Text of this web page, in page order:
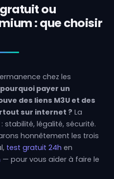
ou
: que choisir
chez les
pourquoi payer un
des liens M3U et des
sur internet ? La
légalité, sécurité.
honnêtement les trois
test gratuit 24h en
— pour vous aider à faire le